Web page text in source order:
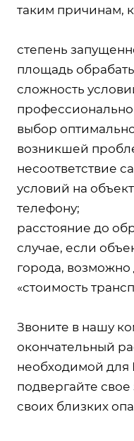
таким причинам,
степень
площадь
сложность
выбор
возникшей
несоответствие
условий на
телефону;
расстояние до
случае, если
города, возможно
«стоимость
Звоните в нашу
окончательный
необходимой для
подвергайте
своих близких